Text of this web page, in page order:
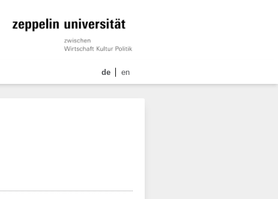
de en